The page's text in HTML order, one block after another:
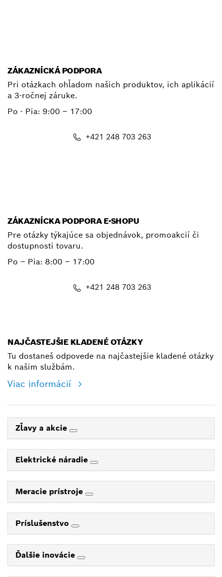
ZÁKAZNÍCKÁ PODPORA
Pri otázkach ohľadom našich produktov, ich aplikácií
a 3-ročnej záruke.
Po - Pia: 9:00 – 17:00
+421 248 703 263
ZÁKAZNÍCKA PODPORA E-SHOPU
Pre otázky týkajúce sa objednávok, promoakcií či
dostupnosti tovaru.
Po – Pia: 8:00 – 17:00
+421 248 703 263
NAJČASTEJŠIE KLADENÉ OTÁZKY
Tu dostaneš odpovede na najčastejšie kladené otázky
k našim službám.
Viac informácií
Zľavy a akcie
Elektrické náradie
Meracie prístroje
Príslušenstvo
Ďalšie inovácie